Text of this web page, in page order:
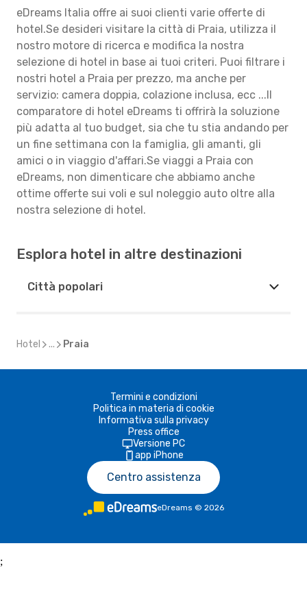
eDreams Italia offre ai suoi clienti varie offerte di
hotel.Se desideri visitare la città di Praia, utilizza il
nostro motore di ricerca e modifica la nostra
selezione di hotel in base ai tuoi criteri. Puoi filtrare i
nostri hotel a Praia per prezzo, ma anche per
servizio: camera doppia, colazione inclusa, ecc ...Il
comparatore di hotel eDreams ti offrirà la soluzione
più adatta al tuo budget, sia che tu stia andando per
un fine settimana con la famiglia, gli amanti, gli
amici o in viaggio d'affari.Se viaggi a Praia con
eDreams, non dimenticare che abbiamo anche
ottime offerte sui voli e sul noleggio auto oltre alla
nostra selezione di hotel.
Esplora hotel in altre destinazioni
Città popolari
Hotel ... Praia
Termini e condizioni
Politica in materia di cookie
Informativa sulla privacy
Press office
Versione PC
app iPhone
Centro assistenza
eDreams © 2026
;